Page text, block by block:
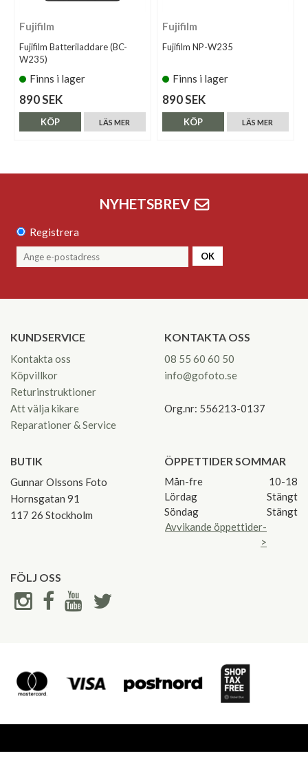
Fujifilm
Fujifilm Batteriladdare (BC-
W235)
Finns i lager
890 SEK
LÄS MER
KÖP
Fujifilm
Fujifilm NP-W235
Finns i lager
890 SEK
LÄS MER
KÖP
NYHETSBREV
Registrera
OK
KUNDSERVICE
Kontakta oss
Köpvillkor
Returinstruktioner
Att välja kikare
Reparationer & Service
KONTAKTA OSS
08 55 60 60 50
info@gofoto.se
Org.nr: 556213-0137
BUTIK
Gunnar Olssons Foto
Hornsgatan 91
117 26 Stockholm
ÖPPETTIDER SOMMAR
Mån-fre
10-18
Lördag
Stängt
Söndag
Stängt
Avvikande öppettider-
>
FÖLJ OSS